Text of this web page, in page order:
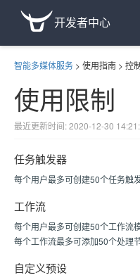
开发者中心
智能多媒体服务 > 使用指南 > 控
使用限制
最近更新时间: 2020-12-30
任务触发器
每个用户最多可创建50个任务触
工作流
每个用户最多可创建50个工作流
每个工作流最多可添加50个处理
自定义预设